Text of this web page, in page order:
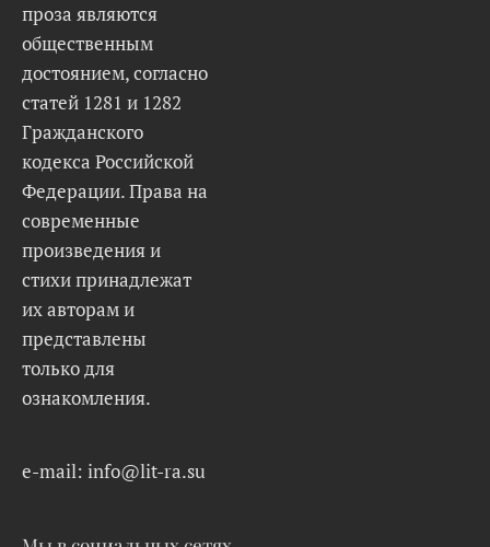
проза являются
общественным
достоянием, согласно
статей 1281 и 1282
Гражданского
кодекса Российской
Федерации. Права на
современные
произведения и
стихи принадлежат
их авторам и
представлены
только для
ознакомления.
e-mail: info@lit-ra.su